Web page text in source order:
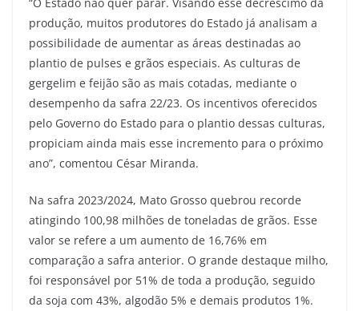
produção, muitos produtores do Estado já analisam a
possibilidade de aumentar as áreas destinadas ao
plantio de pulses e grãos especiais. As culturas de
gergelim e feijão são as mais cotadas, mediante o
desempenho da safra 22/23. Os incentivos oferecidos
pelo Governo do Estado para o plantio dessas culturas,
propiciam ainda mais esse incremento para o próximo
ano”, comentou César Miranda.
Na safra 2023/2024, Mato Grosso quebrou recorde
atingindo 100,98 milhões de toneladas de grãos. Esse
valor se refere a um aumento de 16,76% em
comparação a safra anterior. O grande destaque milho,
foi responsável por 51% de toda a produção, seguido
da soja com 43%, algodão 5% e demais produtos 1%.